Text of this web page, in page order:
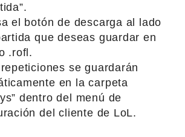
el botón de descarga al lado
que deseas guardar en
.rofl.
se guardarán
en la carpeta
dentro del menú de
del cliente de LoL.